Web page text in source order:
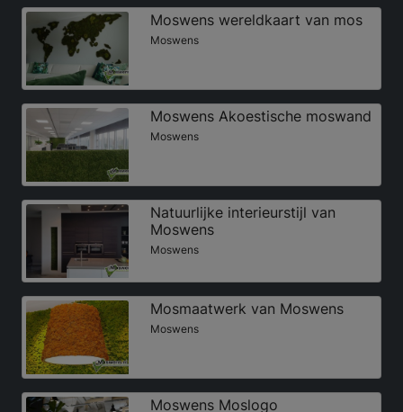
Moswens wereldkaart van mos
Moswens
Moswens Akoestische moswand
Moswens
Natuurlijke interieurstijl van
Moswens
Moswens
Mosmaatwerk van Moswens
Moswens
Moswens Moslogo